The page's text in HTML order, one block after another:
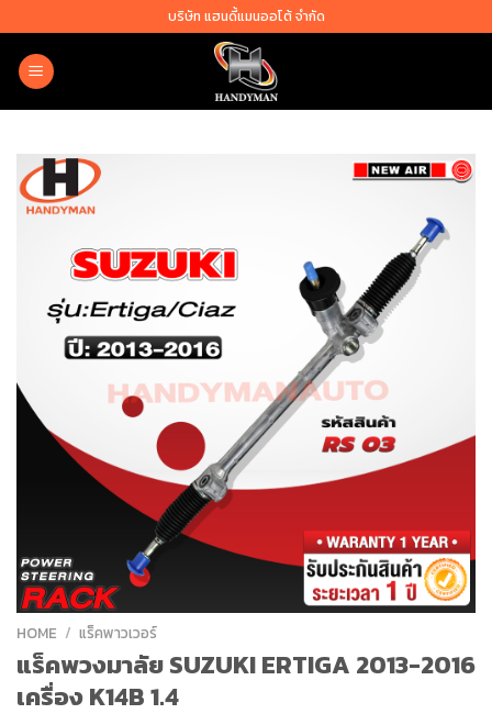
to
content
บริษัท แฮนดี้แมนออโต้ จำกัด
HOME / แร็คพาวเวอร์
แร็คพวงมาลัย SUZUKI ERTIGA 2013-2016
เครื่อง K14B 1.4